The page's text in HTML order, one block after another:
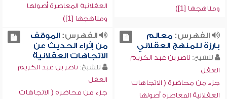
ومناهجها [1])
العقلانية المعاصرة أصولها
ومناهجها [1])
الفهرس:معالم
بارزة للمنهج العقلاني
للشيخ: ناصر بن عبد الكريم
العقل
جزء من محاضرة ( الاتجاهات
العقلانية المعاصرة أصولها
الفهرس:الموقف
من إثراء الحديث عن
الاتجاهات العقلانية
للشيخ: ناصر بن عبد الكريم
العقل
جزء من محاضرة ( الاتجاهات